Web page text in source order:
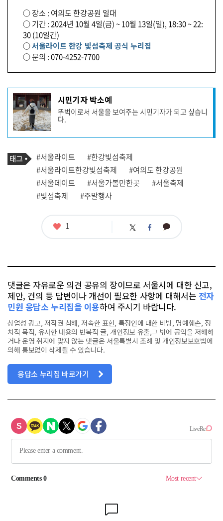
○ 장소 : 여의도 한강공원 일대
○ 기간 : 2024년 10월 4일(금) ~ 10월 13일(일), 18:30 ~ 22:
30 (10일간)
○서울라이트 한강 빛섬축제 공식 누리집
○ 문의 : 070-4252-7700
기
사
작
성
자
프
필
시민기자 박소예
뚜벅이로서 서울을 보여주는 시민기자가 되고 싶습니
다.
기
사
관
련
태
그
태
그
#서울라이트
#한강빛섬축제
#서울라이트한강빛섬축제
#여의도 한강공원
#서울데이트
#서울가볼만한곳
#서울축제
#빛섬축제
#주말행사
좋1 트 페 카
댓글은 자유로운 의견 공유의 장이므로 서울시에 대한 신고,
제안, 건의 등 답변이나 개선이 필요한 사항에 대해서는 전자
민원 응답소 누리집을 이용하여 주시기 바랍니다.
상업성 광고, 저작권 침해, 저속한 표현, 특정인에 대한 비방, 명예훼손, 정
치적 목적, 유사한 내용의 반복적 글, 개인정보 유출,그 밖에 공익을 저해하
거나 운영 취지에 맞지 않는 댓글은 서울특별시 조례 및 개인정보보호법에
의해 통보없이 삭제될 수 있습니다.
응답소 누리집 바로가기